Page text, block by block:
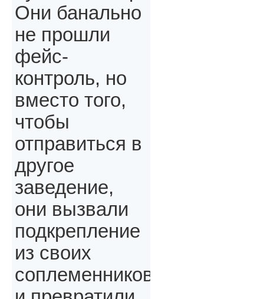
Они банально
не прошли
фейс-
контроль, но
вместо того,
чтобы
отправиться в
другое
заведение,
они вызвали
подкрепление
из своих
соплеменников